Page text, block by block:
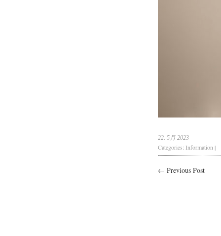
22. 5月 2023
Categories: Information |
← Previous Post